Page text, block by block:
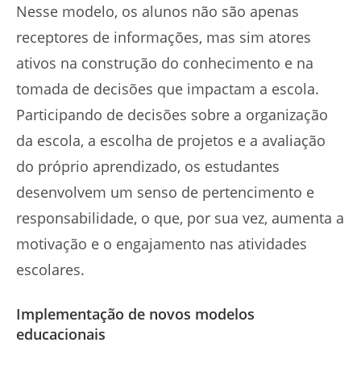
Nesse modelo, os alunos não são apenas
receptores de informações, mas sim atores
ativos na construção do conhecimento e na
tomada de decisões que impactam a escola.
Participando de decisões sobre a organização
da escola, a escolha de projetos e a avaliação
do próprio aprendizado, os estudantes
desenvolvem um senso de pertencimento e
responsabilidade, o que, por sua vez, aumenta a
motivação e o engajamento nas atividades
escolares.
Implementação de novos modelos
educacionais